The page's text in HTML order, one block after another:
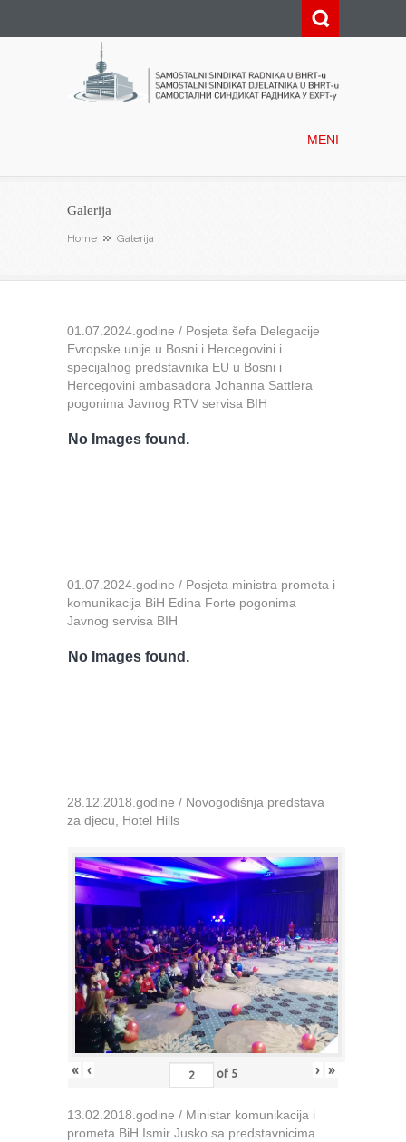
MENI
Galerija
Home Galerija
01.07.2024.godine / Posjeta šefa Delegacije
Evropske unije u Bosni i Hercegovini i
specijalnog predstavnika EU u Bosni i
Hercegovini ambasadora Johanna Sattlera
pogonima Javnog RTV servisa BIH
No Images found.
01.07.2024.godine / Posjeta ministra prometa i
komunikacija BiH Edina Forte pogonima
Javnog servisa BIH
No Images found.
28.12.2018.godine / Novogodišnja predstava
za djecu, Hotel Hills
« ‹ of 5 › »
13.02.2018.godine / Ministar komunikacija i
prometa BiH Ismir Jusko sa predstavnicima